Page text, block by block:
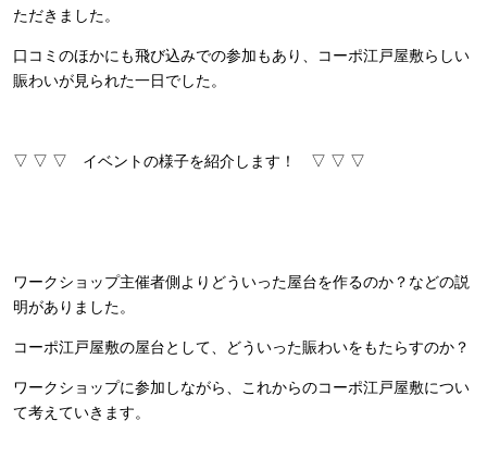
ただきました。
口コミのほかにも飛び込みでの参加もあり、コーポ江戸屋敷らしい
賑わいが見られた一日でした。
▽ ▽ ▽ イベントの様子を紹介します！ ▽ ▽ ▽
ワークショップ主催者側よりどういった屋台を作るのか？などの説
明がありました。
コーポ江戸屋敷の屋台として、どういった賑わいをもたらすのか？
ワークショップに参加しながら、これからのコーポ江戸屋敷につい
て考えていきます。